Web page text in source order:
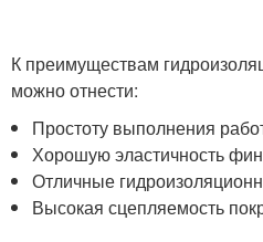
К преимуществам
можно отнести:
Простоту выполнения
Хорошую эластичность
Отличные
Высокая сцепляемость